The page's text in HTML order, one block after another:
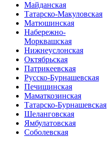
Майданская
Татарско-Макуловская
Матюшинская
Набережно-
Морквашская
Нижнеуслонская
Октябрьская
Патрикеевская
Русско-Бурнашевская
Печищинская
Маматкозинская
Татарско-Бурнашевская
Шеланговская
Ямбулатовская
Соболевская